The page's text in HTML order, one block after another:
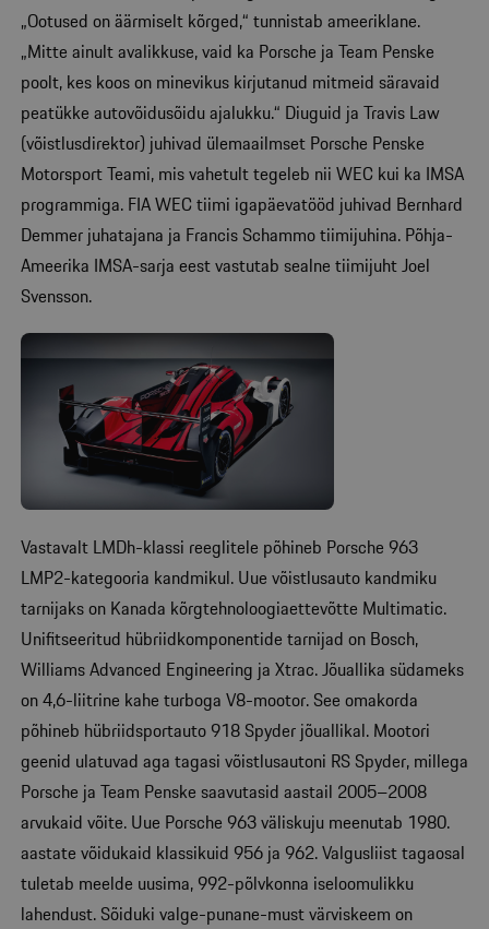
„Ootused on äärmiselt kõrged,“ tunnistab ameeriklane.
„Mitte ainult avalikkuse, vaid ka Porsche ja Team Penske
poolt, kes koos on minevikus kirjutanud mitmeid säravaid
peatükke autovõidusõidu ajalukku.“ Diuguid ja Travis Law
(võistlusdirektor) juhivad ülemaailmset Porsche Penske
Motorsport Teami, mis vahetult tegeleb nii WEC kui ka IMSA
programmiga. FIA WEC tiimi igapäevatööd juhivad Bernhard
Demmer juhatajana ja Francis Schammo tiimijuhina. Põhja-
Ameerika IMSA-sarja eest vastutab sealne tiimijuht Joel
Svensson.
Vastavalt LMDh-klassi reeglitele põhineb Porsche 963
LMP2-kategooria kandmikul. Uue võistlusauto kandmiku
tarnijaks on Kanada kõrgtehnoloogiaettevõtte Multimatic.
Unifitseeritud hübriidkomponentide tarnijad on Bosch,
Williams Advanced Engineering ja Xtrac. Jõuallika südameks
on 4,6-liitrine kahe turboga V8-mootor. See omakorda
põhineb hübriidsportauto 918 Spyder jõuallikal. Mootori
geenid ulatuvad aga tagasi võistlusautoni RS Spyder, millega
Porsche ja Team Penske saavutasid aastail 2005–2008
arvukaid võite. Uue Porsche 963 väliskuju meenutab 1980.
aastate võidukaid klassikuid 956 ja 962. Valgusliist tagaosal
tuletab meelde uusima, 992-põlvkonna iseloomulikku
lahendust. Sõiduki valge-punane-must värviskeem on